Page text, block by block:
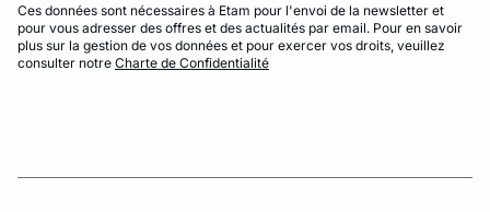
Ces données sont nécessaires à Etam pour l'envoi de la newsletter et
pour vous adresser des offres et des actualités par email. Pour en savoir
plus sur la gestion de vos données et pour exercer vos droits, veuillez
consulter notre Charte de Confidentialité